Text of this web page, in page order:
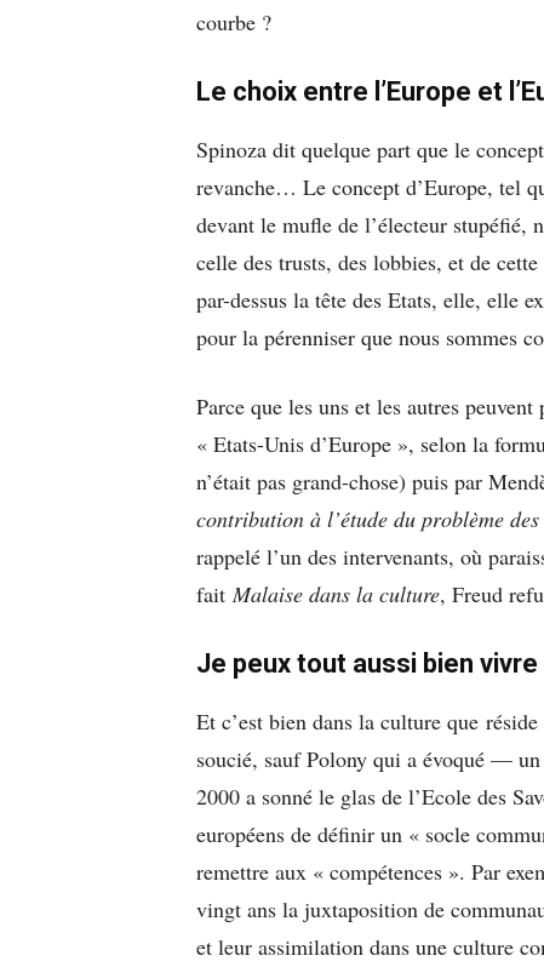
courbe ?
Le choix entre l’Europe et
Spinoza dit quelque part que le
revanche… Le concept d’Europe, tel
devant le mufle de l’électeur
celle des trusts, des lobbies, et de
par-dessus la tête des Etats, elle, elle
pour la pérenniser que nous sommes
Parce que les uns et les autres
« Etats-Unis d’Europe », selon la
n’était pas grand-chose) puis par
contribution à l’étude du problème
rappelé l’un des intervenants, où
fait Malaise dans la culture, Freud
Je peux tout aussi bien vivre
Et c’est bien dans la culture que
soucié, sauf Polony qui a évoqué —
2000 a sonné le glas de l’Ecole des
européens de définir un « socle
remettre aux « compétences ». Par
vingt ans la juxtaposition de
et leur assimilation dans une culture